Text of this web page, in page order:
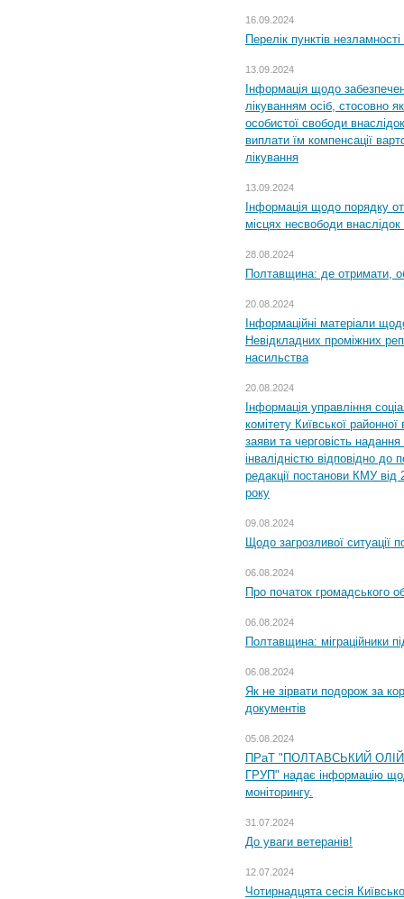
16.09.2024
Перелік пунктів
13.09.2024
Інформація щодо
лікуванням осіб, стосовно
особистої свободи
виплати їм компенсації
лікування
13.09.2024
Інформація щодо порядку
місцях несвободи внаслідок
28.08.2024
Полтавщина: де отримати,
20.08.2024
Інформаційні матеріали
Невідкладних проміжних
насильства
20.08.2024
Інформація управління
комітету Київської
заяви та черговість надання
інвалідністю відповідно
редакції постанови КМУ
року
09.08.2024
Щодо загрозливої ситуації
06.08.2024
Про початок громадського
06.08.2024
Полтавщина: міграційники
06.08.2024
Як не зірвати подорож за
документів
05.08.2024
ПРаТ "ПОЛТАВСЬКИЙ
ГРУП" надає інформацію
моніторингу.
31.07.2024
До уваги ветеранів!
12.07.2024
Чотирнадцята сесія